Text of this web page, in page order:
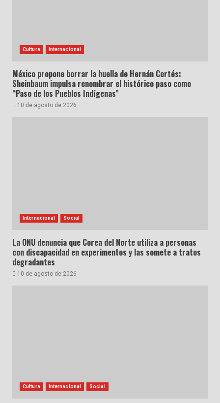
Cultura Internacional
México propone borrar la huella de Hernán Cortés:
Sheinbaum impulsa renombrar el histórico paso como
“Paso de los Pueblos Indígenas”
10 de agosto de 2026
Internacional Social
La ONU denuncia que Corea del Norte utiliza a personas
con discapacidad en experimentos y las somete a tratos
degradantes
10 de agosto de 2026
Cultura Internacional Social